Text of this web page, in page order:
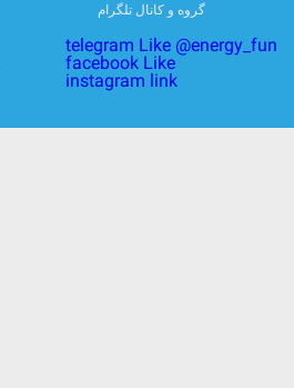
گروه و کانال تلگرام
telegram Like @energy_fun
facebook Like
instagram link